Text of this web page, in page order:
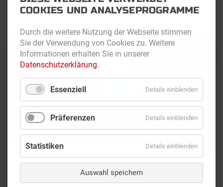
SICHERHEIT
COOKIES UND ANALYSEPROGRAMME
Durch die weitere Nutzung der Webseite stimmen
Sie der Verwendung von Cookies zu. Weitere
Informationen erhalten Sie in unserer
Datenschutzerklärung.
Essenziell Details einblenden
Präferenzen Details einblenden
Statistiken Details einblenden
Auswahl speichern